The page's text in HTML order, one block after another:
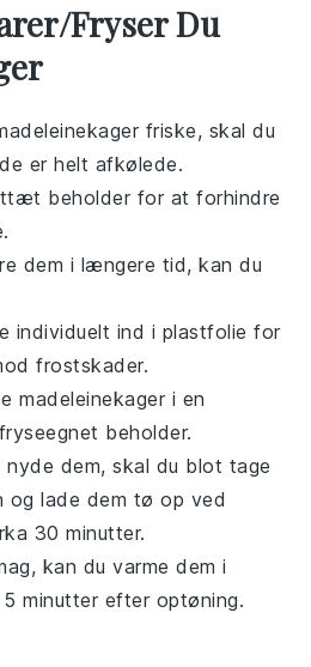
Fryser Du
friske, skal du
er helt afkølede.
beholder for at forhindre
dem i længere tid, kan du
individuelt ind i plastfolie for
frostskader.
madeleinekager i en
beholder.
dem, skal du blot tage
og lade dem tø op ved
30 minutter.
kan du varme dem i
minutter efter optøning.